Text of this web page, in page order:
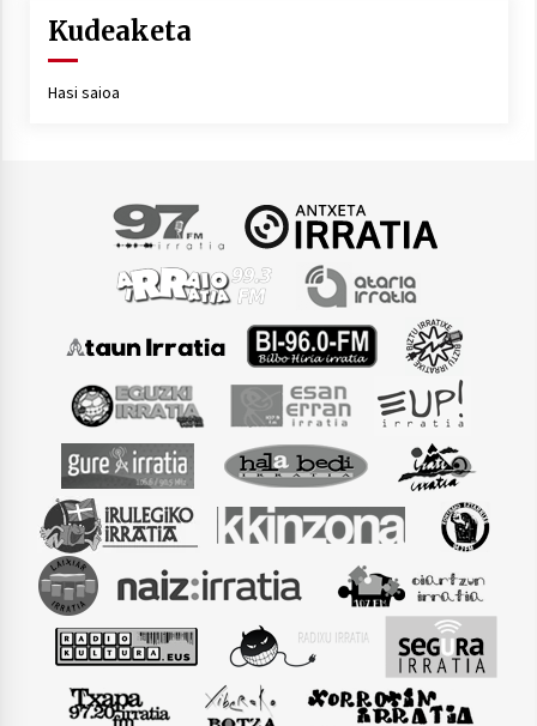
Kudeaketa
Hasi saioa